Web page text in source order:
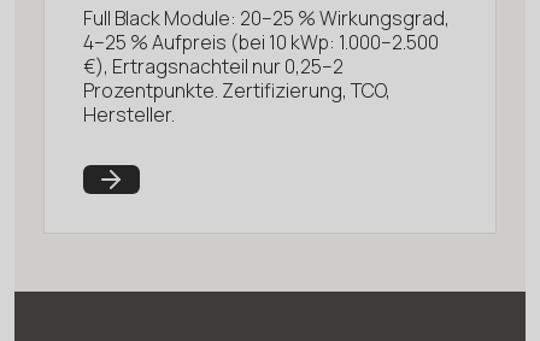
Full Black Module: 20–25 % Wirkungsgrad,
4–25 % Aufpreis (bei 10 kWp: 1.000–2.500
€), Ertragsnachteil nur 0,25–2
Prozentpunkte. Zertifizierung, TCO,
Hersteller.